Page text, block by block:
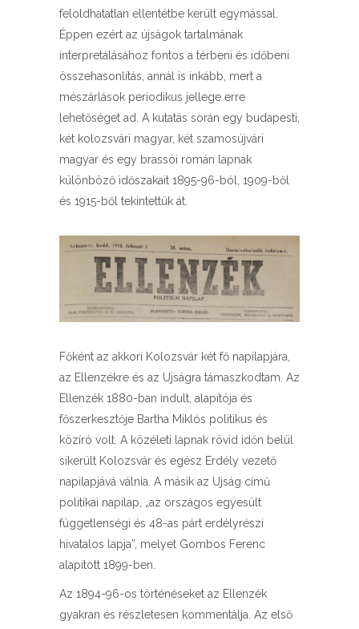
feloldhatatlan ellentétbe került egymással.
Éppen ezért az újságok tartalmának
interpretálásához fontos a térbeni és időbeni
összehasonlítás, annál is inkább, mert a
mészárlások periodikus jellege erre
lehetőséget ad. A kutatás során egy budapesti,
két kolozsvári magyar, két szamosújvári
magyar és egy brassói román lapnak
különböző időszakait 1895-96-ból, 1909-ből
és 1915-ből tekintettük át.
Főként az akkori Kolozsvár két fő napilapjára,
az Ellenzékre és az Ujságra támaszkodtam. Az
Ellenzék 1880-ban indult, alapítója és
főszerkesztője Bartha Miklós politikus és
közíró volt. A közéleti lapnak rövid időn belül
sikerült Kolozsvár és egész Erdély vezető
napilapjává válnia. A másik az Ujság című
politikai napilap, „az országos egyesült
függetlenségi és 48-as párt erdélyrészi
hivatalos lapja”, melyet Gombos Ferenc
alapított 1899-ben.
Az 1894-96-os történéseket az Ellenzék
gyakran és részletesen kommentálja. Az első